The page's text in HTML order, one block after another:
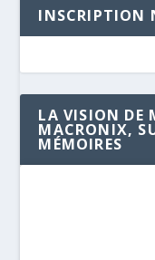
INSCRIPTION
LA VISION DE
MACRONIX,
MÉMOIRES